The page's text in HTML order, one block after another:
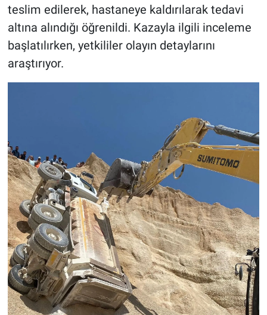
teslim edilerek, hastaneye kaldırılarak tedavi
altına alındığı öğrenildi. Kazayla ilgili inceleme
başlatılırken, yetkililer olayın detaylarını
araştırıyor.